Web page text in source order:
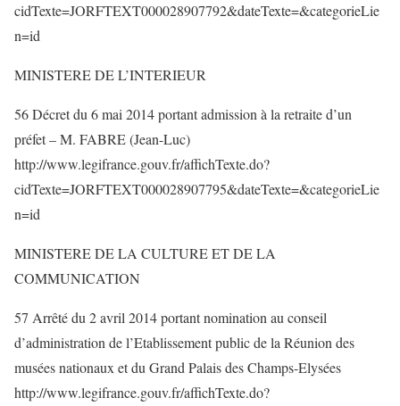
cidTexte=JORFTEXT000028907792&dateTexte=&categorieLie
n=id
MINISTERE DE L’INTERIEUR
56 Décret du 6 mai 2014 portant admission à la retraite d’un
préfet – M. FABRE (Jean-Luc)
http://www.legifrance.gouv.fr/affichTexte.do?
cidTexte=JORFTEXT000028907795&dateTexte=&categorieLie
n=id
MINISTERE DE LA CULTURE ET DE LA
COMMUNICATION
57 Arrêté du 2 avril 2014 portant nomination au conseil
d’administration de l’Etablissement public de la Réunion des
musées nationaux et du Grand Palais des Champs-Elysées
http://www.legifrance.gouv.fr/affichTexte.do?